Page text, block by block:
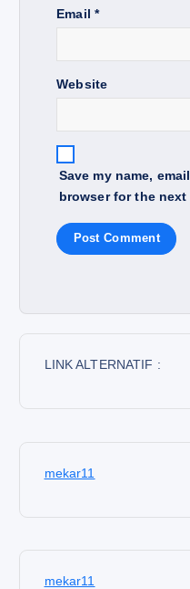
Email *
Website
Save my name,
browser for the next
LINK ALTERNATIF :
mekar11
mekar11